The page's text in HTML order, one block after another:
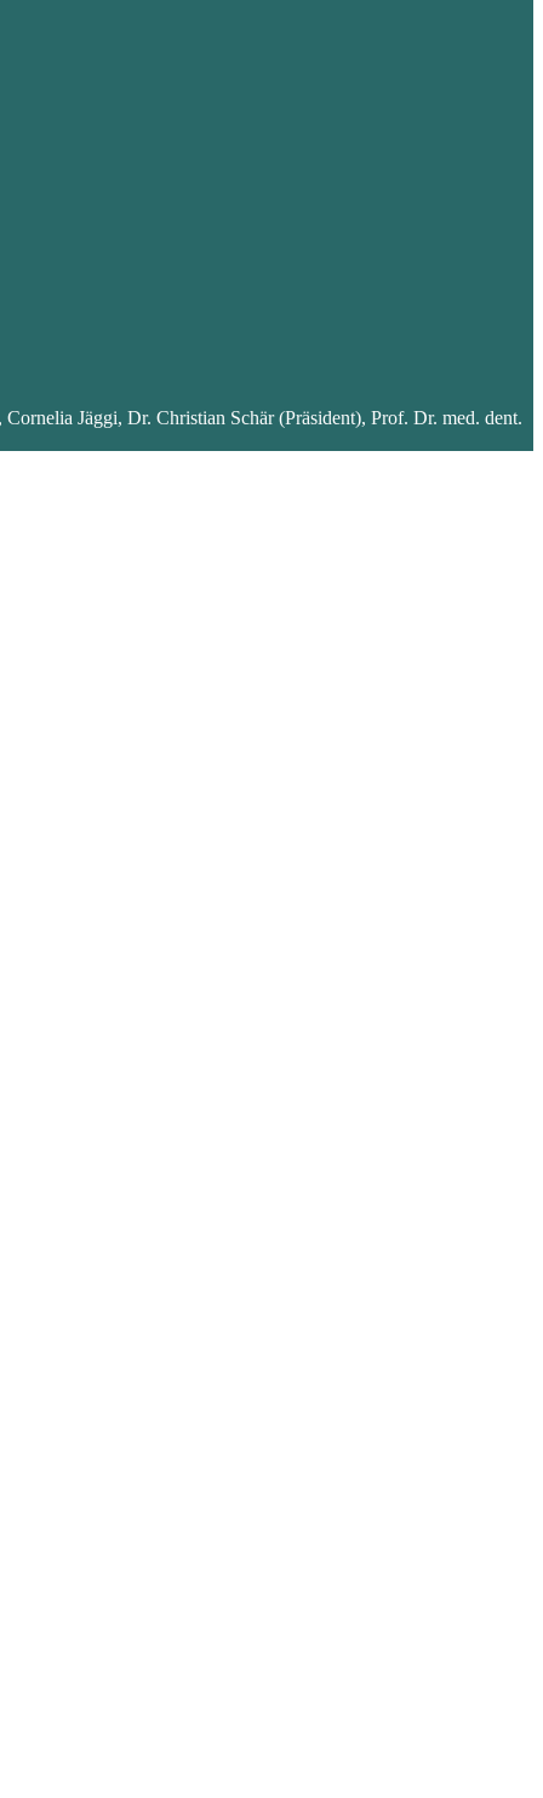
Jäggi, Dr. Christian Schär (Präsident), Prof. Dr. med. dent.